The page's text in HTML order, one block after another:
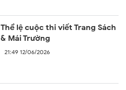
Thể lệ cuộc thi viết Trang Sách
& Mái Trường
21:49 12/06/2026